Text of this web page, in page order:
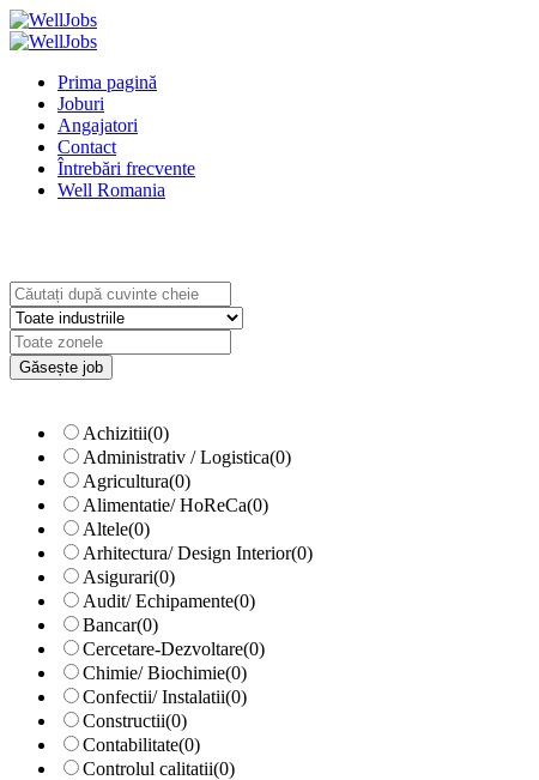
Prima pagină
Joburi
Angajatori
Contact
Întrebări frecvente
Well Romania
Achizitii(0)
Administrativ / Logistica(0)
Agricultura(0)
Alimentatie/ HoReCa(0)
Altele(0)
Arhitectura/ Design Interior(0)
Asigurari(0)
Audit/ Echipamente(0)
Bancar(0)
Cercetare-Dezvoltare(0)
Chimie/ Biochimie(0)
Confectii/ Instalatii(0)
Constructii(0)
Contabilitate(0)
Controlul calitatii(0)